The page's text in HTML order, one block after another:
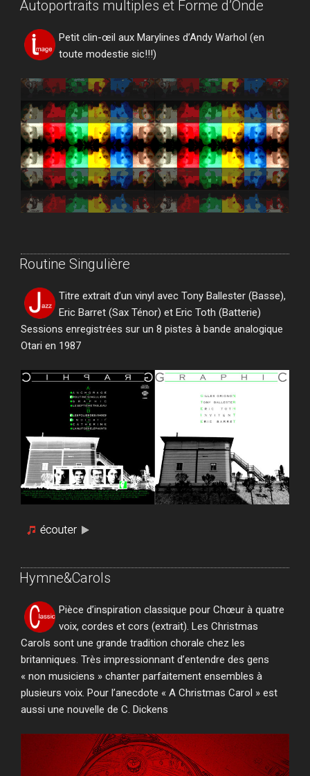
Autoportraits multiples et Forme d’Onde
Petit clin-œil aux Marylines d’Andy Warhol (en
toute modestie sic!!!)
Routine Singulière
Titre extrait d’un vinyl avec Tony Ballester (Basse),
Eric Barret (Sax Ténor) et Eric Toth (Batterie)
Sessions enregistrées sur un 8 pistes à bande analogique
Otari en 1987
Hymne&Carols
Pièce d’inspiration classique pour Chœur à quatre
voix, cordes et cors (extrait). Les Christmas
Carols sont une grande tradition chorale chez les
britanniques. Très impressionnant d’entendre des gens
« non musiciens » chanter parfaitement ensembles à
plusieurs voix. Pour l’anecdote « A Christmas Carol » est
aussi une nouvelle de C. Dickens